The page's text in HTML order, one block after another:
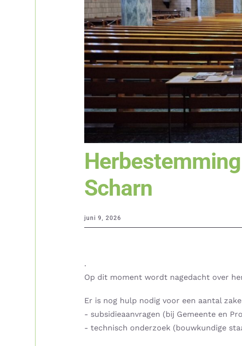
Scharn
juni 9, 2026
.
Op dit moment wordt nagedacht over
Er is nog hulp nodig voor een aantal
- subsidieaanvragen (bij Gemeente en
- technisch onderzoek (bouwkundige